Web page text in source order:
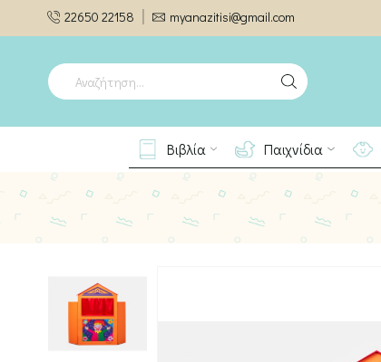
22650 22158 myanazitisi@gmail.com
Βιβλία Παιχνίδια